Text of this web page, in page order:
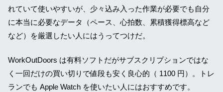
れていて使いやすいが、少々込み入った作業が必要でも自分
に本当に必要なデータ（ペース、心拍数、累積獲得標高など
など）を厳選したい人にはうってつけだ。
WorkOutDoors は有料ソフトだがサブスクリプションではな
く一回だけの買い切りで値段も安く良心的（ 1100 円）。トレ
ランでも Apple Watch を使いたい人にはおすすめです。